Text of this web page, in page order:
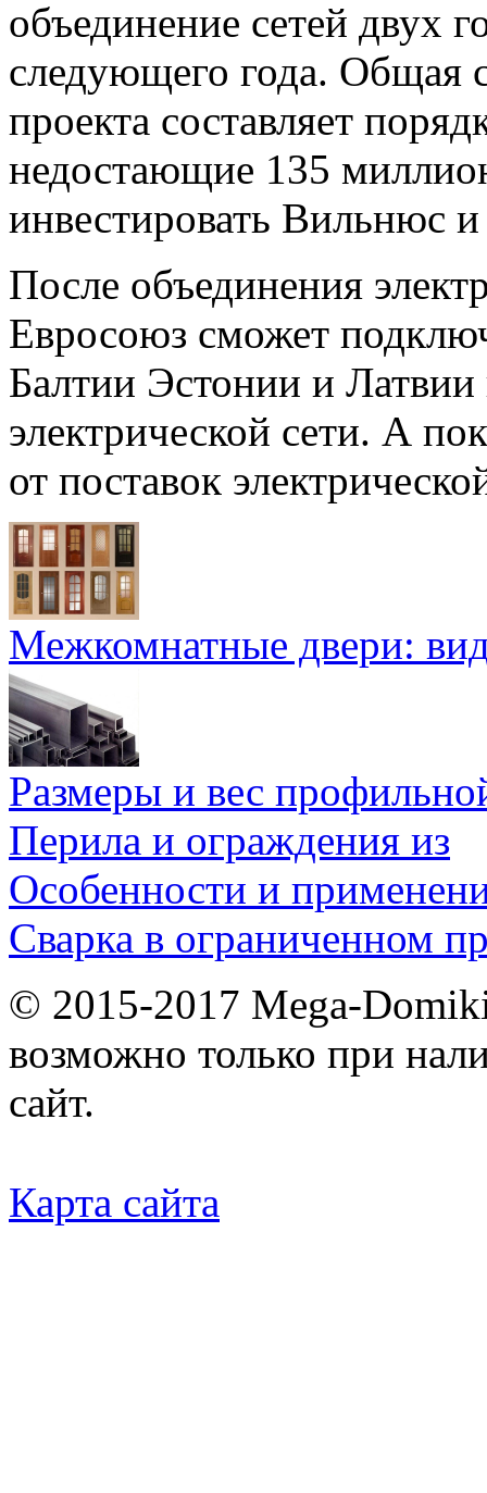
объединение сетей двух
следующего года. Общая
проекта составляет
недостающие 135
инвестировать Вильнюс
После объединения
Евросоюз сможет
Балтии Эстонии и
электрической сети. А
от поставок
Межкомнатные двери:
Размеры и вес
Перила и ограждения из
Особенности и
Сварка в ограниченном
© 2015-2017 Mega-
возможно только при
сайт.
Карта сайта